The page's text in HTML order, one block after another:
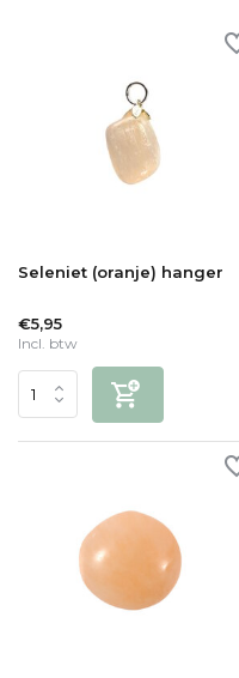
Seleniet (oranje) hanger
€5,95
Incl. btw